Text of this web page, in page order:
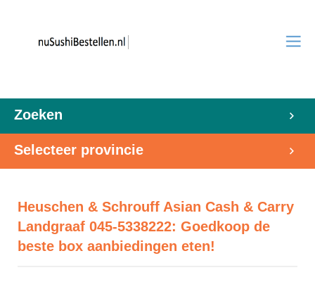
Zoeken
Selecteer provincie
Heuschen & Schrouff Asian Cash & Carry
Landgraaf 045-5338222: Goedkoop de
beste box aanbiedingen eten!